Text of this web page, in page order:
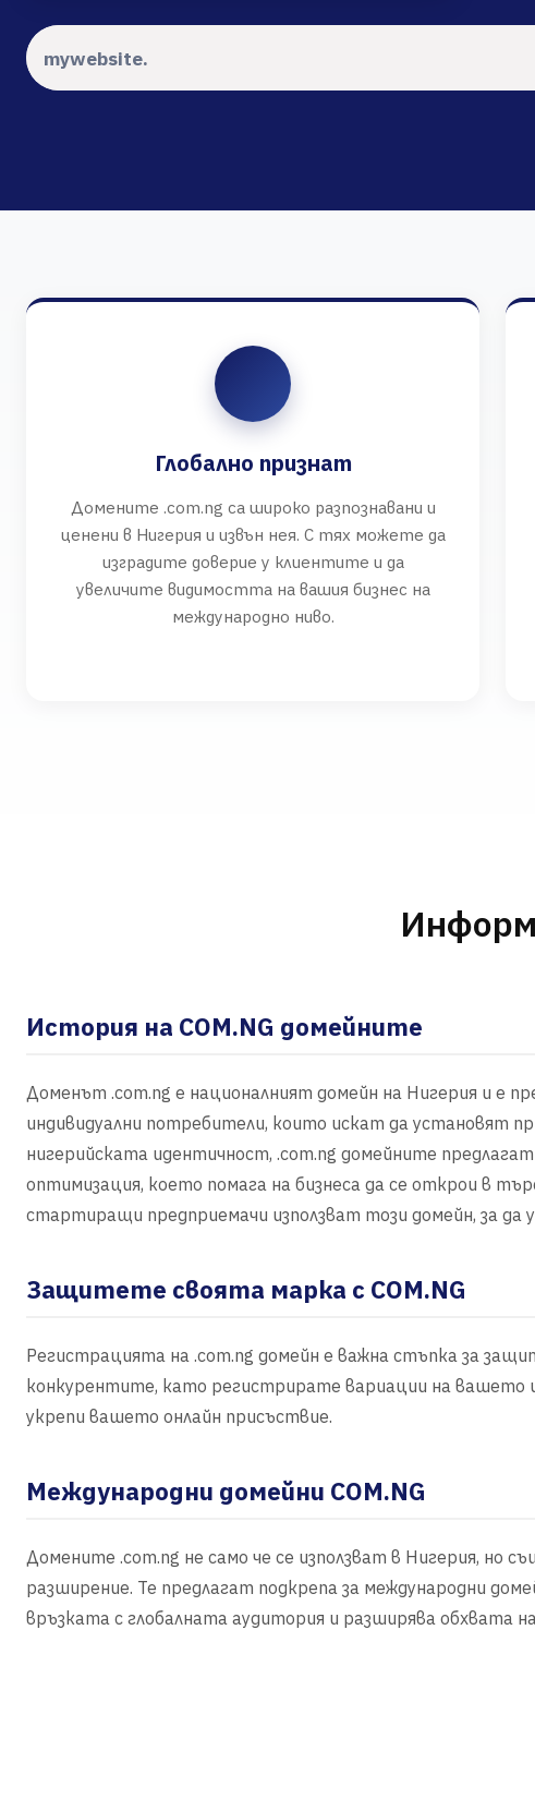
Глобално признат
Домените .com.ng са широко разпознавани и
ценени в Нигерия и извън нея. С тях можете да
изградите доверие у клиентите и да
увеличите видимостта на вашия бизнес на
международно ниво.
История на COM.NG домейните
Доменът .com.ng е националният домейн на Нигерия и е
индивидуални потребители, които искат да установят
нигерийската идентичност, .com.ng домейните
оптимизация, което помага на бизнеса да се открои в
стартиращи предприемачи използват този домейн, за да
Защитете своята марка с COM.NG
Регистрацията на .com.ng домейн е важна стъпка за
конкурентите, като регистрирате вариации на
укрепи вашето онлайн присъствие.
Международни домейни COM.NG
Домените .com.ng не само че се използват в Нигерия, но
разширение. Те предлагат подкрепа за международни
връзката с глобалната аудитория и разширява обхвата на